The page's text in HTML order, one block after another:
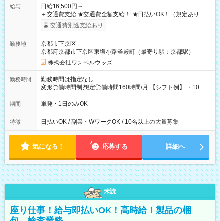
給与
日給16,500円～
＋交通費支給 ★交通費全額支給！ ★日払いOK！（規定あり） ┗
働いたその日に現金GET♪ お仕事後はコンビニATMから 日払
交通費別途支給あり
勤務地
京都市下京区
京都府京都市下京区東塩小路釜殿町（最寄り駅：京都駅）
株式会社ワンベルウッズ
勤務時間
勤務時間は指定なし
変形労働時間制 想定労働時間160時間/月 【シフト例】 ・10：
00～20：00
期間 単発・1日のみOK
特徴 日払いOK / 副業・WワークOK / 10名以上の大量募集
気になる！ 応募する 詳細へ
未読
座り仕事！給与即払いOK！高時給！製品の梱